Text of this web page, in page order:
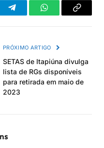
TelegramWhatsAppCopiar
PRÓXIMO ARTIGO
SETAS de Itapiúna divulga
lista de RGs disponíveis
para retirada em maio de
2023